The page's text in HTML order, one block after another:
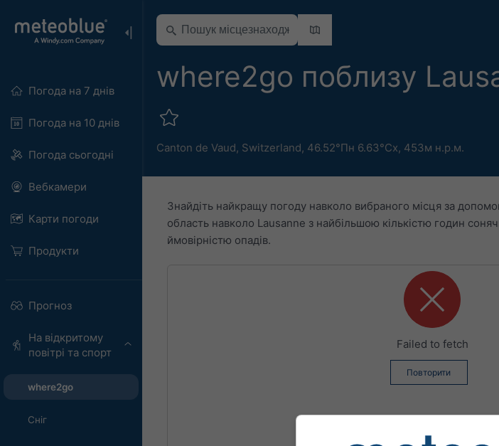
Погода на 7 днів
Погода на 10 днів
Погода сьогодні
Вебкамери
Карти погоди
Продукти
Прогноз
На відкритому
повітрі та спорт
where2go
Сніг
where2go поблизу
Canton de Vaud, Switzerland, 46.52°Пн 6.63°Сх, 453м н.р.м.
Знайдіть найкращу погоду навколо вибраного місця за
область навколо Lausanne з найбільшою кількістю годин
ймовірністю опадів.
Failed to fetch
Повторити